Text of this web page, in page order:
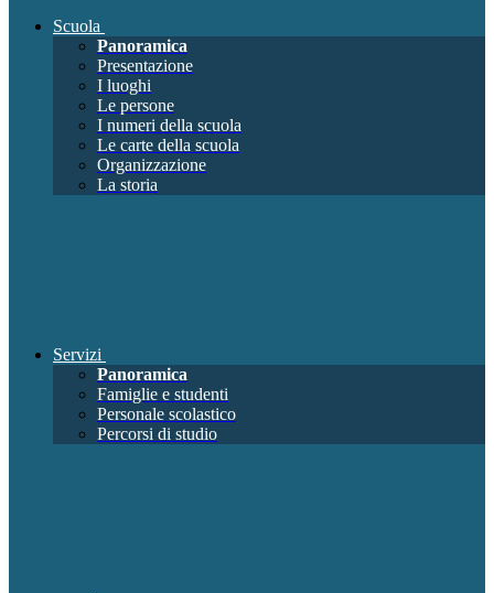
Scuola
Panoramica
Presentazione
I luoghi
Le persone
I numeri della scuola
Le carte della scuola
Organizzazione
La storia
Servizi
Panoramica
Famiglie e studenti
Personale scolastico
Percorsi di studio